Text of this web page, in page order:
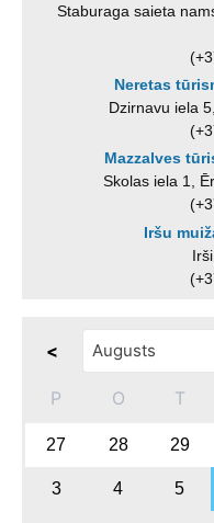
Staburaga saieta
Neretas
Dzirnavu iela
Mazzalves
Skolas iela 1,
Iršu
<
P O T
27 28 29
3 4 5